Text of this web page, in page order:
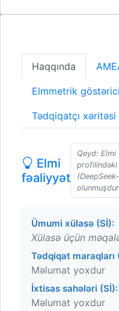
Haqqında
Elmmetrik
Tədqiqatçı xəritəsi
Elmi
fəaliyyət
Qeyd:
profilindəki
Ümumi xülasə (Sİ):
Xülasə üçün
Tədqiqat maraqları
Məlumat yoxdur
İxtisas sahələri (Sİ):
Məlumat yoxdur